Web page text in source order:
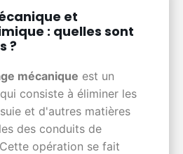
et
: quelles sont
?
mécanique est un
consiste à éliminer les
et d'autres matières
des conduits de
opération se fait